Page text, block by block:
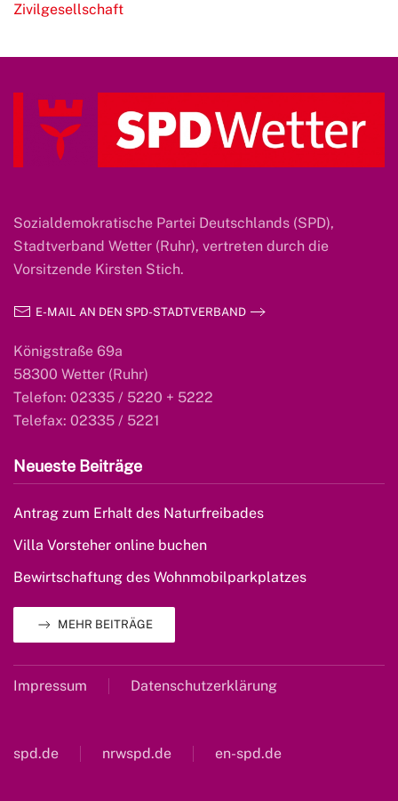
Zivilgesellschaft
Sozialdemokratische Partei Deutschlands (SPD),
Stadtverband Wetter (Ruhr), vertreten durch die
Vorsitzende Kirsten Stich.
E-MAIL AN DEN SPD-STADTVERBAND
Königstraße 69a
58300 Wetter (Ruhr)
Telefon: 02335 / 5220 + 5222
Telefax: 02335 / 5221
Neueste Beiträge
Antrag zum Erhalt des Naturfreibades
Villa Vorsteher online buchen
Bewirtschaftung des Wohnmobilparkplatzes
MEHR BEITRÄGE
Impressum Datenschutzerklärung
spd.de nrwspd.de en-spd.de